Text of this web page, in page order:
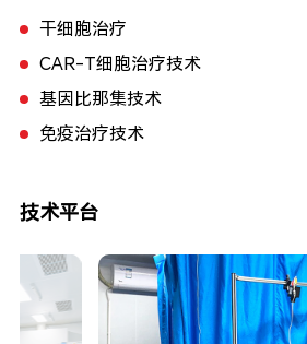
干细胞治疗
CAR-T细胞治疗技术
基因比那集技术
免疫治疗技术
技术平台